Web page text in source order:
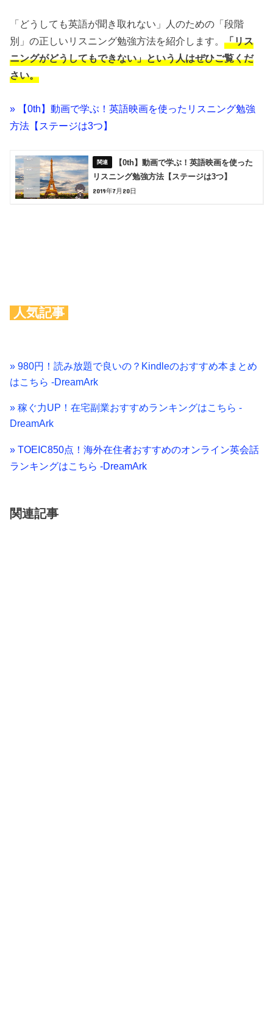
「どうしても英語が聞き取れない」人のための「段階
別」の正しいリスニング勉強方法を紹介します。「リス
ニングがどうしてもできない」という人はぜひご覧くだ
さい。
» 【0th】動画で学ぶ！英語映画を使ったリスニング勉強
方法【ステージは3つ】
【0th】動画で学ぶ！英語映画を使った
リスニング勉強方法【ステージは3つ】
2019年7月20日
人気記事
» 980円！読み放題で良いの？Kindleのおすすめ本まとめ
はこちら -DreamArk
» 稼ぐ力UP！在宅副業おすすめランキングはこちら -
DreamArk
» TOEIC850点！海外在住者おすすめのオンライン英会話
ランキングはこちら -DreamArk
関連記事